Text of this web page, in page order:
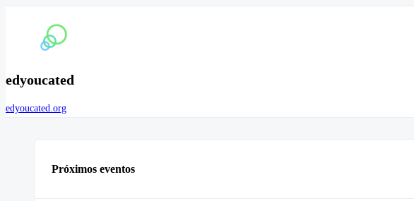
edyoucated
edyoucated.org
Próximos eventos